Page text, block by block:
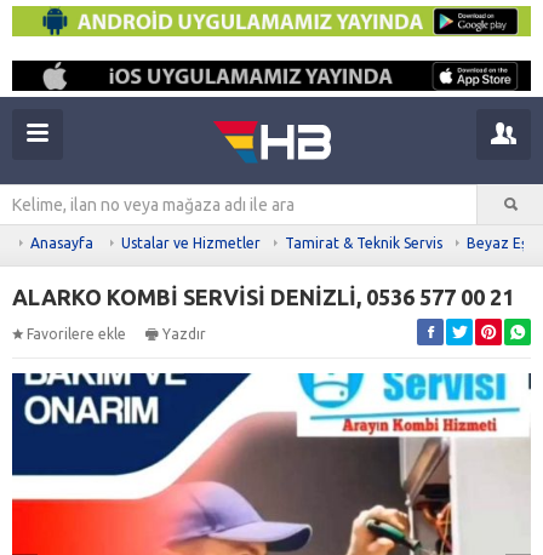
Anasayfa Ustalar ve Hizmetler Tamirat & Teknik Servis Beyaz
ALARKO KOMBİ SERVİSİ DENİZLİ, 0536 577 00 21
Favorilere ekle Yazdır